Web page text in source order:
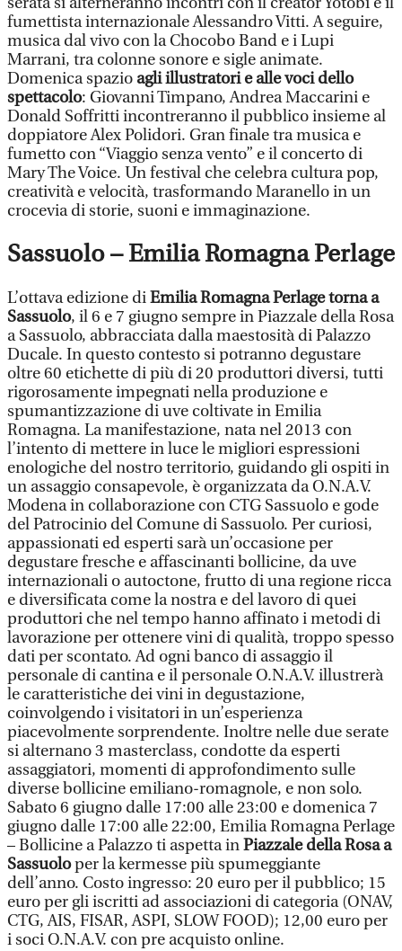
fumettista internazionale Alessandro Vitti. A seguire,
musica dal vivo con la Chocobo Band e i Lupi
Marrani, tra colonne sonore e sigle animate.
Domenica spazio agli illustratori e alle voci dello
spettacolo: Giovanni Timpano, Andrea Maccarini e
Donald Soffritti incontreranno il pubblico insieme al
doppiatore Alex Polidori. Gran finale tra musica e
fumetto con “Viaggio senza vento” e il concerto di
Mary The Voice. Un festival che celebra cultura pop,
creatività e velocità, trasformando Maranello in un
crocevia di storie, suoni e immaginazione.
Sassuolo – Emilia Romagna Perlage
L’ottava edizione diEmilia Romagna Perlage torna a
Sassuolo, il 6 e 7 giugno sempre in Piazzale della Rosa
a Sassuolo, abbracciata dalla maestosità di Palazzo
Ducale. In questo contesto si potranno degustare
oltre 60 etichette di più di 20 produttori diversi, tutti
rigorosamente impegnati nella produzione e
spumantizzazione di uve coltivate in Emilia
Romagna. La manifestazione, nata nel 2013 con
l’intento di mettere in luce le migliori espressioni
enologiche del nostro territorio, guidando gli ospiti in
un assaggio consapevole, è organizzata da O.N.A.V.
Modena in collaborazione con CTG Sassuolo e gode
del Patrocinio del Comune di Sassuolo. Per curiosi,
appassionati ed esperti sarà un’occasione per
degustare fresche e affascinanti bollicine, da uve
internazionali o autoctone, frutto di una regione ricca
e diversificata come la nostra e del lavoro di quei
produttori che nel tempo hanno affinato i metodi di
lavorazione per ottenere vini di qualità, troppo spesso
dati per scontato. Ad ogni banco di assaggio il
personale di cantina e il personale O.N.A.V. illustrerà
le caratteristiche dei vini in degustazione,
coinvolgendo i visitatori in un’esperienza
piacevolmente sorprendente. Inoltre nelle due serate
si alternano 3 masterclass, condotte da esperti
assaggiatori, momenti di approfondimento sulle
diverse bollicine emiliano-romagnole, e non solo.
Sabato 6 giugno dalle 17:00 alle 23:00 e domenica 7
giugno dalle 17:00 alle 22:00, Emilia Romagna Perlage
– Bollicine a Palazzo ti aspetta inPiazzale della Rosa a
Sassuoloper la kermesse più spumeggiante
dell’anno. Costo ingresso: 20 euro per il pubblico; 15
euro per gli iscritti ad associazioni di categoria (ONAV,
CTG, AIS, FISAR, ASPI, SLOW FOOD); 12,00 euro per
i soci O.N.A.V. con pre acquisto online.